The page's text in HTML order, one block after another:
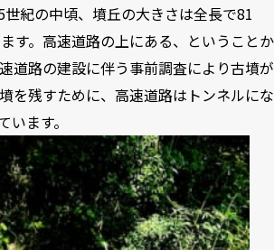
紀の中頃、墳丘の大きさは全長で81
す。高速道路の上にある、ということか
道路の建設に伴う事前調査により古墳が
を残すために、高速道路はトンネルにな
います。